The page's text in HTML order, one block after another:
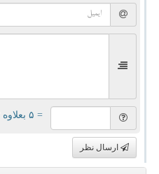
= ۵ بعلاوه ۳
ارسال نظر